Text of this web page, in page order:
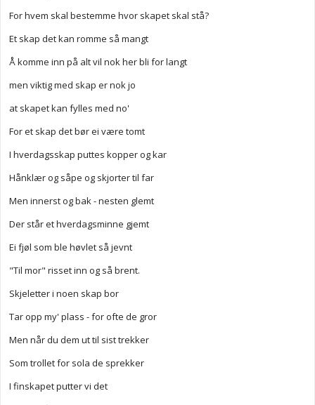
For hvem skal bestemme hvor skapet skal stå?
Et skap det kan romme så mangt
Å komme inn på alt vil nok her bli for langt
men viktig med skap er nok jo
at skapet kan fylles med no'
For et skap det bør ei være tomt
I hverdagsskap puttes kopper og kar
Hånklær og såpe og skjorter til far
Men innerst og bak - nesten glemt
Der står et hverdagsminne gjemt
Ei fjøl som ble høvlet så jevnt
"Til mor" risset inn og så brent.
Skjeletter i noen skap bor
Tar opp my' plass - for ofte de gror
Men når du dem ut til sist trekker
Som trollet for sola de sprekker
I finskapet putter vi det